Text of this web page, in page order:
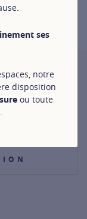
ses
notre
disposition
ou toute